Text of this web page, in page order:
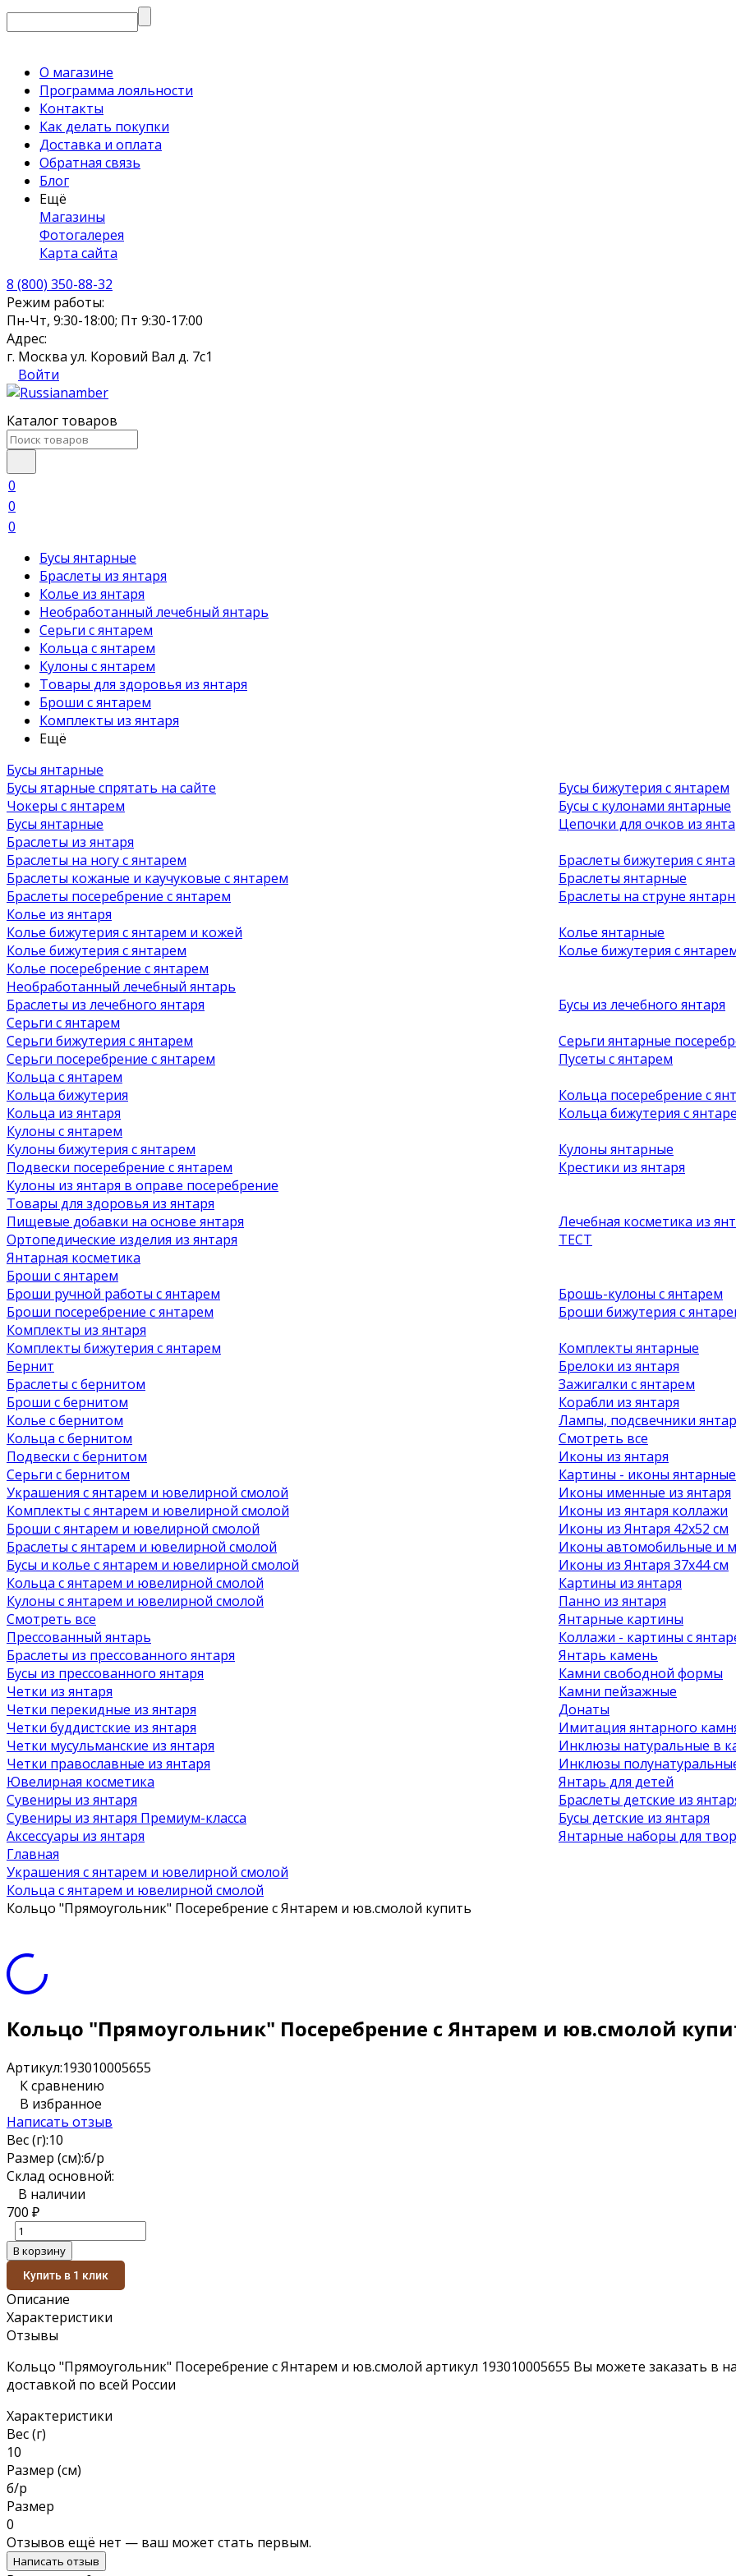
О магазине
Программа лояльности
Контакты
Как делать покупки
Доставка и оплата
Обратная связь
Блог
Ещё
Магазины
Фотогалерея
Карта сайта
8 (800) 350-88-32
Режим работы:
Пн-Чт, 9:30-18:00; Пт 9:30-17:00
Адрес:
г. Москва ул. Коровий Вал д. 7с1
Войти
Каталог товаров
0
0
0
Бусы янтарные
Браслеты из янтаря
Колье из янтаря
Необработанный лечебный янтарь
Серьги с янтарем
Кольца с янтарем
Кулоны с янтарем
Товары для здоровья из янтаря
Броши с янтарем
Комплекты из янтаря
Ещё
Бусы янтарные
Бусы ятарные спрятать на сайте
Чокеры с янтарем
Бусы янтарные
Бусы бижутерия с янтарем
Бусы с кулонами янтарные
Цепочки для очков из
Браслеты из янтаря
Браслеты на ногу с янтарем
Браслеты кожаные и каучуковые с янтарем
Браслеты посеребрение с янтарем
Браслеты бижутерия с
Браслеты янтарные
Браслеты на струне
Колье из янтаря
Колье бижутерия с янтарем и кожей
Колье бижутерия с янтарем
Колье посеребрение с янтарем
Колье янтарные
Колье бижутерия с
Необработанный лечебный янтарь
Браслеты из лечебного янтаря
Бусы из лечебного янтаря
Серьги с янтарем
Серьги бижутерия с янтарем
Серьги посеребрение с янтарем
Серьги янтарные
Пусеты с янтарем
Кольца с янтарем
Кольца бижутерия
Кольца из янтаря
Кольца посеребрение с
Кольца бижутерия с
Кулоны с янтарем
Кулоны бижутерия с янтарем
Подвески посеребрение с янтарем
Кулоны из янтаря в оправе посеребрение
Кулоны янтарные
Крестики из янтаря
Товары для здоровья из янтаря
Пищевые добавки на основе янтаря
Ортопедические изделия из янтаря
Янтарная косметика
Лечебная косметика из
ТЕСТ
Броши с янтарем
Броши ручной работы с янтарем
Броши посеребрение с янтарем
Брошь-кулоны с янтарем
Броши бижутерия с
Комплекты из янтаря
Комплекты бижутерия с янтарем
Комплекты янтарные
Бернит
Браслеты с бернитом
Броши с бернитом
Колье с бернитом
Кольца с бернитом
Подвески с бернитом
Серьги с бернитом
Украшения с янтарем и ювелирной смолой
Комплекты с янтарем и ювелирной смолой
Броши с янтарем и ювелирной смолой
Браслеты с янтарем и ювелирной смолой
Бусы и колье с янтарем и ювелирной смолой
Кольца с янтарем и ювелирной смолой
Кулоны с янтарем и ювелирной смолой
Смотреть все
Прессованный янтарь
Браслеты из прессованного янтаря
Бусы из прессованного янтаря
Четки из янтаря
Четки перекидные из янтаря
Четки буддистские из янтаря
Четки мусульманские из янтаря
Четки православные из янтаря
Ювелирная косметика
Сувениры из янтаря
Сувениры из янтаря Премиум-класса
Аксессуары из янтаря
Брелоки из янтаря
Зажигалки с янтарем
Корабли из янтаря
Лампы, подсвечники
Смотреть все
Иконы из янтаря
Картины - иконы янтарные
Иконы именные из янтаря
Иконы из янтаря коллажи
Иконы из Янтаря 42х52 см
Иконы автомобильные и
Иконы из Янтаря 37х44 см
Картины из янтаря
Панно из янтаря
Янтарные картины
Коллажи - картины с
Янтарь камень
Камни свободной формы
Камни пейзажные
Донаты
Имитация янтарного
Инклюзы натуральные в
Инклюзы
Янтарь для детей
Браслеты детские из
Бусы детские из янтаря
Янтарные наборы для
Главная
Украшения с янтарем и ювелирной смолой
Кольца с янтарем и ювелирной смолой
Кольцо "Прямоугольник" Посеребрение с Янтарем и юв.смолой купить
Кольцо "Прямоугольник" Посеребрение с Янтарем и юв.смолой
Артикул:193010005655
К сравнению
В избранное
Написать отзыв
Вес (г):10
Размер (см):б/р
Склад основной:
В наличии
700 ₽
В корзину
Купить в 1 клик
Описание
Характеристики
Отзывы
Кольцо "Прямоугольник" Посеребрение с Янтарем и юв.смолой артикул 193010005655 Вы можете заказать в
доставкой по всей России
Характеристики
Вес (г)
10
Размер (см)
б/р
Размер
0
Отзывов ещё нет — ваш может стать первым.
Написать отзыв